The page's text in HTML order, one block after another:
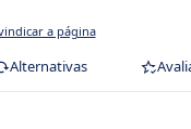
a página
Alternativas